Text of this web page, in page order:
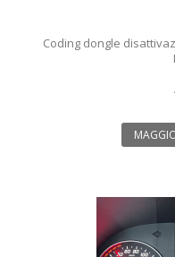
Coding dongle